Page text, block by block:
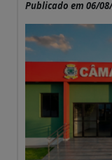
Publicado em 06/